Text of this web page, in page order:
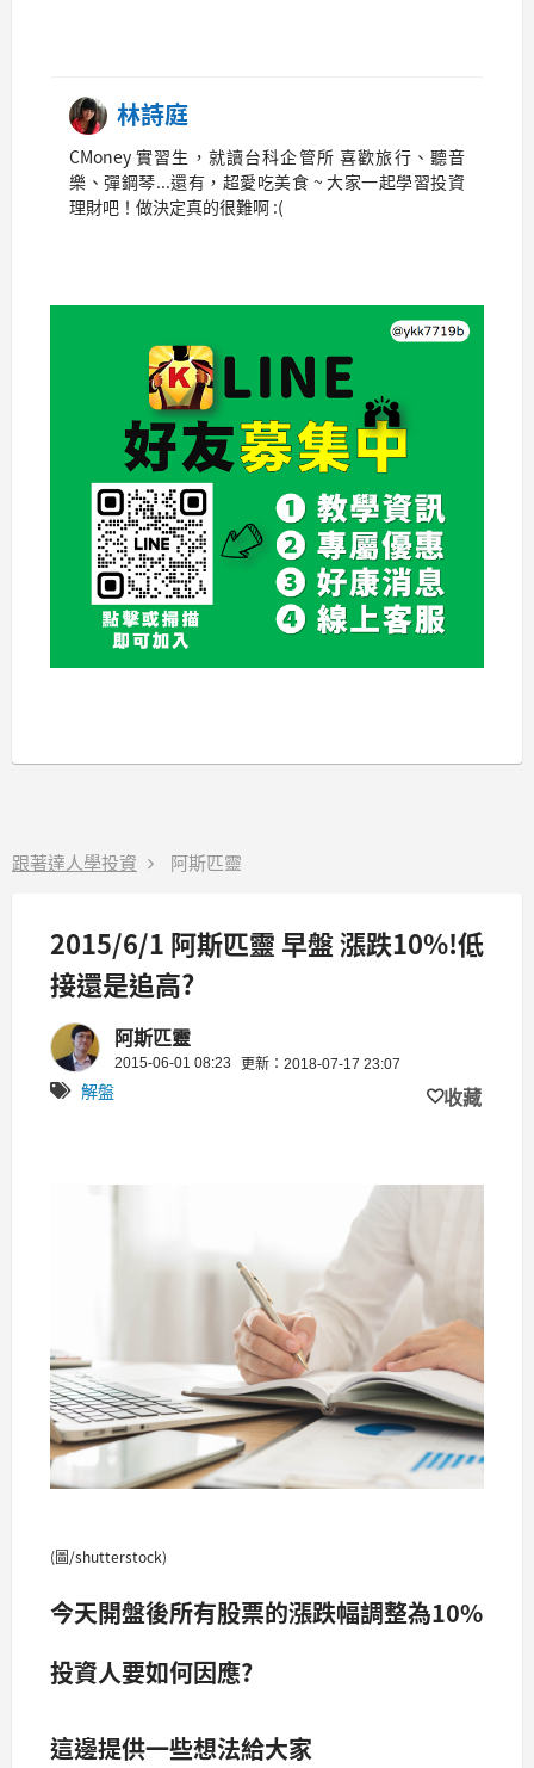
林詩庭
CMoney 實習生，就讀台科企管所 喜歡旅行、聽音
樂、彈鋼琴...還有，超愛吃美食 ~ 大家一起學習投資
理財吧！做決定真的很難啊 :(
跟著達人學投資 阿斯匹靈
2015/6/1 阿斯匹靈 早盤 漲跌10%!低
接還是追高?
阿斯匹靈
2015-06-01 08:23 更新：2018-07-17 23:07
解盤 收藏
(圖/shutterstock)
今天開盤後所有股票的漲跌幅調整為10%
投資人要如何因應?
這邊提供一些想法給大家